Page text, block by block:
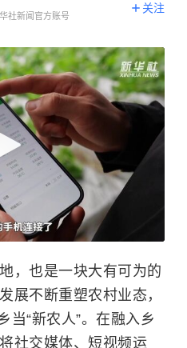
社新闻官方账号
关注
也是一块大有可为的
展不断重塑农村业态，
当“新农人”。在融入乡
社交媒体、短视频运